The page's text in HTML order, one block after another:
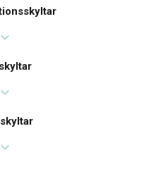
expand_more
expand_more
expand_more